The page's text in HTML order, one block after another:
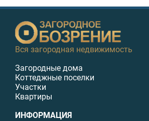
Вся загородная недвижимость
Загородные дома
Коттеджные поселки
Участки
Квартиры
ИНФОРМАЦИЯ